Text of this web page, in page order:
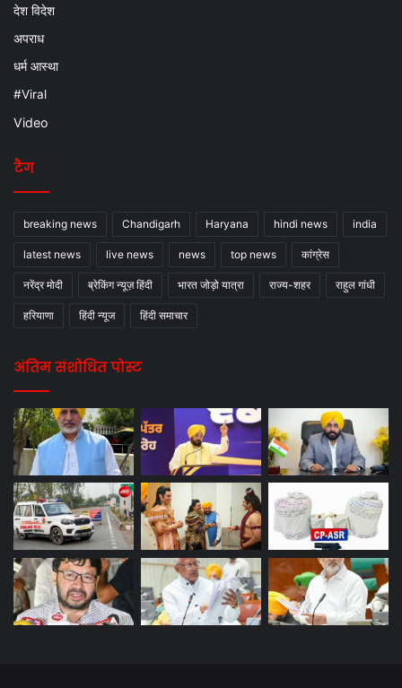
देश विदेश
अपराध
धर्म आस्था
#Viral
Video
टैग
breaking news Chandigarh Haryana hindi news india
latest news live news news top news कांग्रेस
नरेंद्र मोदी ब्रेकिंग न्यूज़ हिंदी भारत जोड़ो यात्रा राज्य-शहर राहुल गांधी
हरियाणा हिंदी न्यूज हिंदी समाचार
अंतिम संशोधित पोस्ट